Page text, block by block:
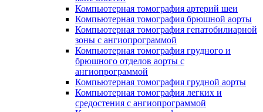
Компьютерная томография артерий шеи
Компьютерная томография брюшной аорты
Компьютерная томография гепатобилиарной
зоны с ангиопрограммой
Компьютерная томография грудного и
брюшного отделов аорты с
ангиопрограммой
Компьютерная томография грудной аорты
Компьютерная томография легких и
средостения с ангиопрограммой